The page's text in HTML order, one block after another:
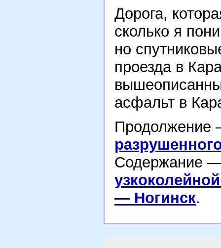
Дорога,
сколько я
но
проезда в
асфальт в
Содержание
— Ногинск.